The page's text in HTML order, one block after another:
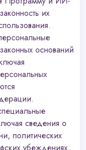
их
оснований
сведения о
политических